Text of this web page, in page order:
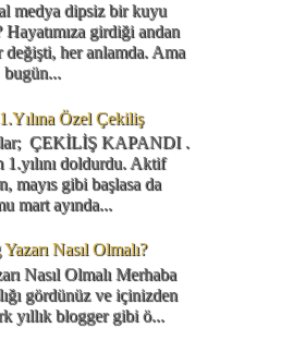
medya dipsiz bir kuyu
Hayatımıza girdiği andan
değişti, her anlamda. Ama
bugün...
Özel Çekiliş
ÇEKİLİŞ KAPANDI .
doldurdu. Aktif
mayıs gibi başlasa da
mart ayında...
Nasıl Olmalı?
Nasıl Olmalı Merhaba
gördünüz ve içinizden
yıllık blogger gibi ö...